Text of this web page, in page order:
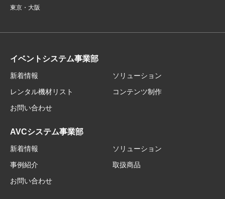
東京・大阪
イベントシステム事業部
新着情報
ソリューション
レンタル機材リスト
コンテンツ制作
お問い合わせ
AVCシステム事業部
新着情報
ソリューション
事例紹介
取扱商品
お問い合わせ